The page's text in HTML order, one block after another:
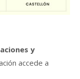
y
accede a